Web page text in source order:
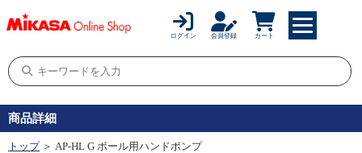
ログイン 会員登録 カート
商品詳細
トップ＞ AP-HL G ボール用ハンドポンプ